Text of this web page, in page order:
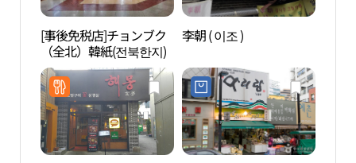
[事後免税店]チョンブク
（全北）韓紙(전북한지)
李朝 ( 이조 )